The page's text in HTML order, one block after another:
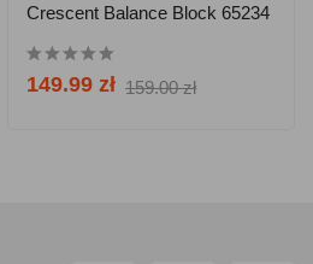
Crescent Balance Block 65234
149.99 zł 159.00 zł